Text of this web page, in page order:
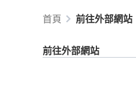
首頁 前往外部網站
前往外部網站